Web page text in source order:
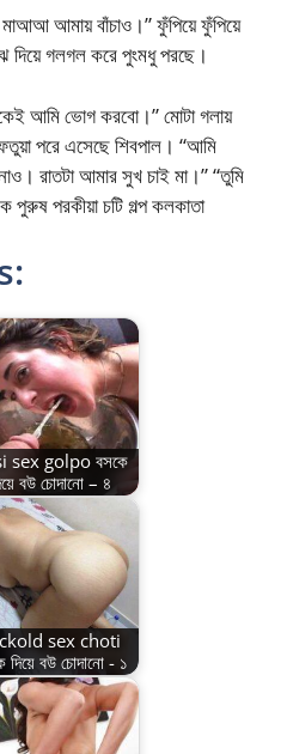
আমায় বাঁচাও।” ফুঁপিয়ে ফুঁপিয়ে
দিয়ে গলগল করে পুংমধু পরছে।
আমি ভোগ করবো।” মোটা গলায়
পরে এসেছে শিবপাল। “আমি
রাতটা আমার সুখ চাই মা।” “তুমি
পুরুষ পরকীয়া চটি গল্প কলকাতা
sex golpo বসকে
বউ চোদানো – ৪
sex choti
দিয়ে বউ চোদানো - ১